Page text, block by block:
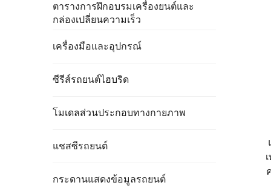
ตารางการฝึกอบรมเครื่องยนต์และ
กล่องเปลี่ยนความเร็ว
เครื่องมือและอุปกรณ์
ซีรีส์รถยนต์ไฮบริด
โมเดลส่วนประกอบทางกายภาพ
แชสซีรถยนต์
กระดานแสดงข้อมูลรถยนต์